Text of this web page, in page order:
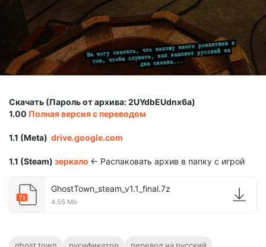
Скачать (Пароль от архива: 2UYdbEUdnx6a)
1.00 Полная версия с переводом
1.1 (Meta) drive.google.com
1.1 (Steam) зеркало <- Распаковать архив в папку с игрой
7z
GhostTown_steam_v1.1_final.7z
4.55 Mb
ghost town русификатор перевод на русский